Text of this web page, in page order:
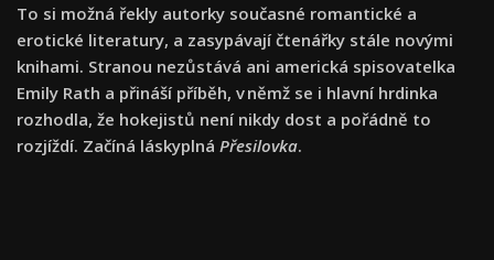
To si možná řekly autorky současné romantické a
erotické literatury, a zasypávají čtenářky stále novými
knihami. Stranou nezůstává ani americká spisovatelka
Emily Rath a přináší příběh, v němž se i hlavní hrdinka
rozhodla, že hokejistů není nikdy dost a pořádně to
rozjíždí. Začíná láskyplná Přesilovka.